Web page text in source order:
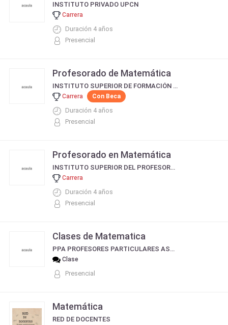
INSTITUTO PRIVADO UPCN
Carrera
Duración 4 años
Presencial
Profesorado de Matemática
INSTITUTO SUPERIOR DE FORMACIÓN DOCENTE Y TÉCNICA Nº 24
Carrera Con Beca
Duración 4 años
Presencial
Profesorado en Matemática
INSTITUTO SUPERIOR DEL PROFESORADO SAN PEDRO NOLASCO
Carrera
Duración 4 años
Presencial
Clases de Matematica
PPA PROFESORES PARTICULARES ASOCIADOS
Clase
Presencial
Matemática
RED DE DOCENTES